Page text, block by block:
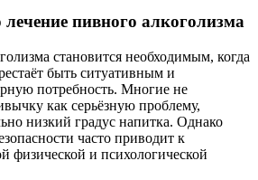
лечение пивного алкоголизма
становится необходимым, когда
быть ситуативным и
потребность. Многие не
как серьёзную проблему,
низкий градус напитка. Однако
часто приводит к
физической и психологической